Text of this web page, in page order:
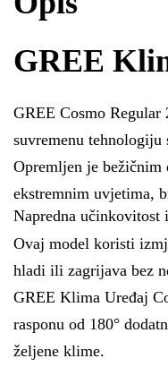
GREE
GREE Cosmo
suvremenu
Opremljen je
ekstremnim uvjetima,
Napredna učinkovitost
Ovaj model koristi
hladi ili zagrijava bez
GREE Klima Uređaj
rasponu od 180°
željene klime.